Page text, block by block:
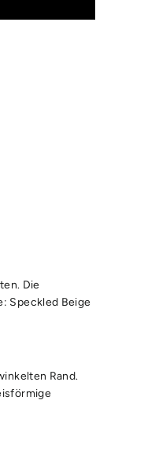
Die
Speckled Beige
Rand.